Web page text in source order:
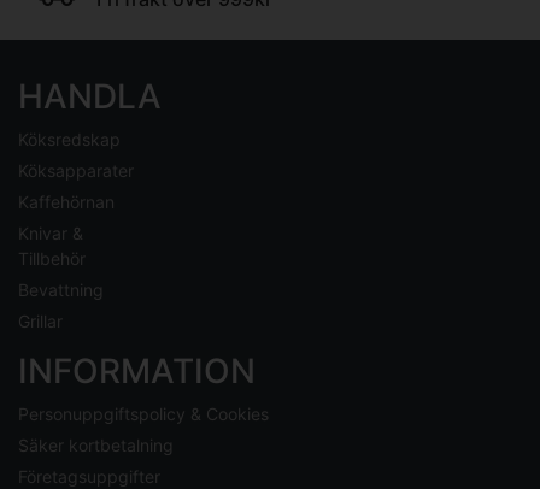
HANDLA
Köksredskap
Köksapparater
Kaffehörnan
Knivar &
Tillbehör
Bevattning
Grillar
INFORMATION
Personuppgiftspolicy & Cookies
Säker kortbetalning
Företagsuppgifter